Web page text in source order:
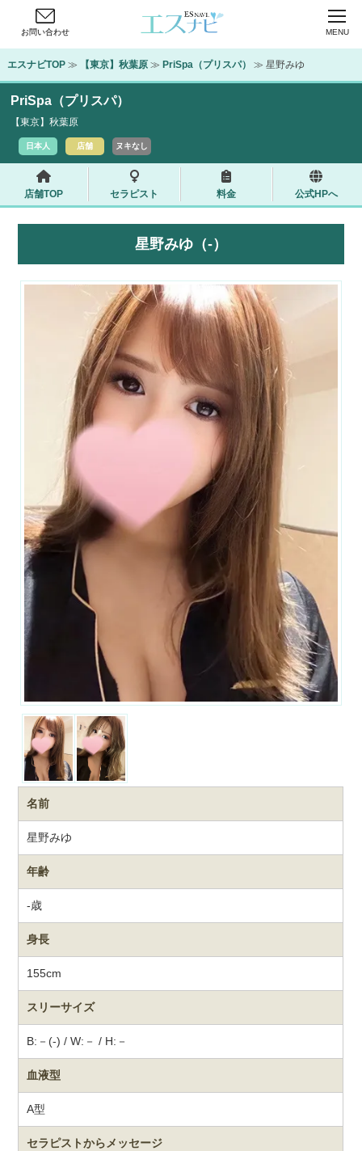
お問い合わせ MENU
エスナビTOP ≫ 【東京】秋葉原 ≫ PriSpa（プリスパ） ≫ 星野みゆ
PriSpa（プリスパ）
【東京】秋葉原
日本人 店舗 ヌキなし
店舗TOP セラピスト 料金 公式HPへ
星野みゆ（-）
名前
星野みゆ
年齢
-歳
身長
155cm
スリーサイズ
B:－(-) / W:－ / H:－
血液型
A型
セラピストから メッセージ